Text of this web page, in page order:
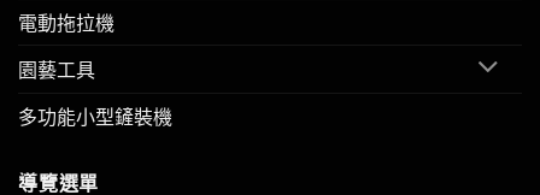
電動拖拉機
園藝工具
多功能小型鏟裝機
導覽選單